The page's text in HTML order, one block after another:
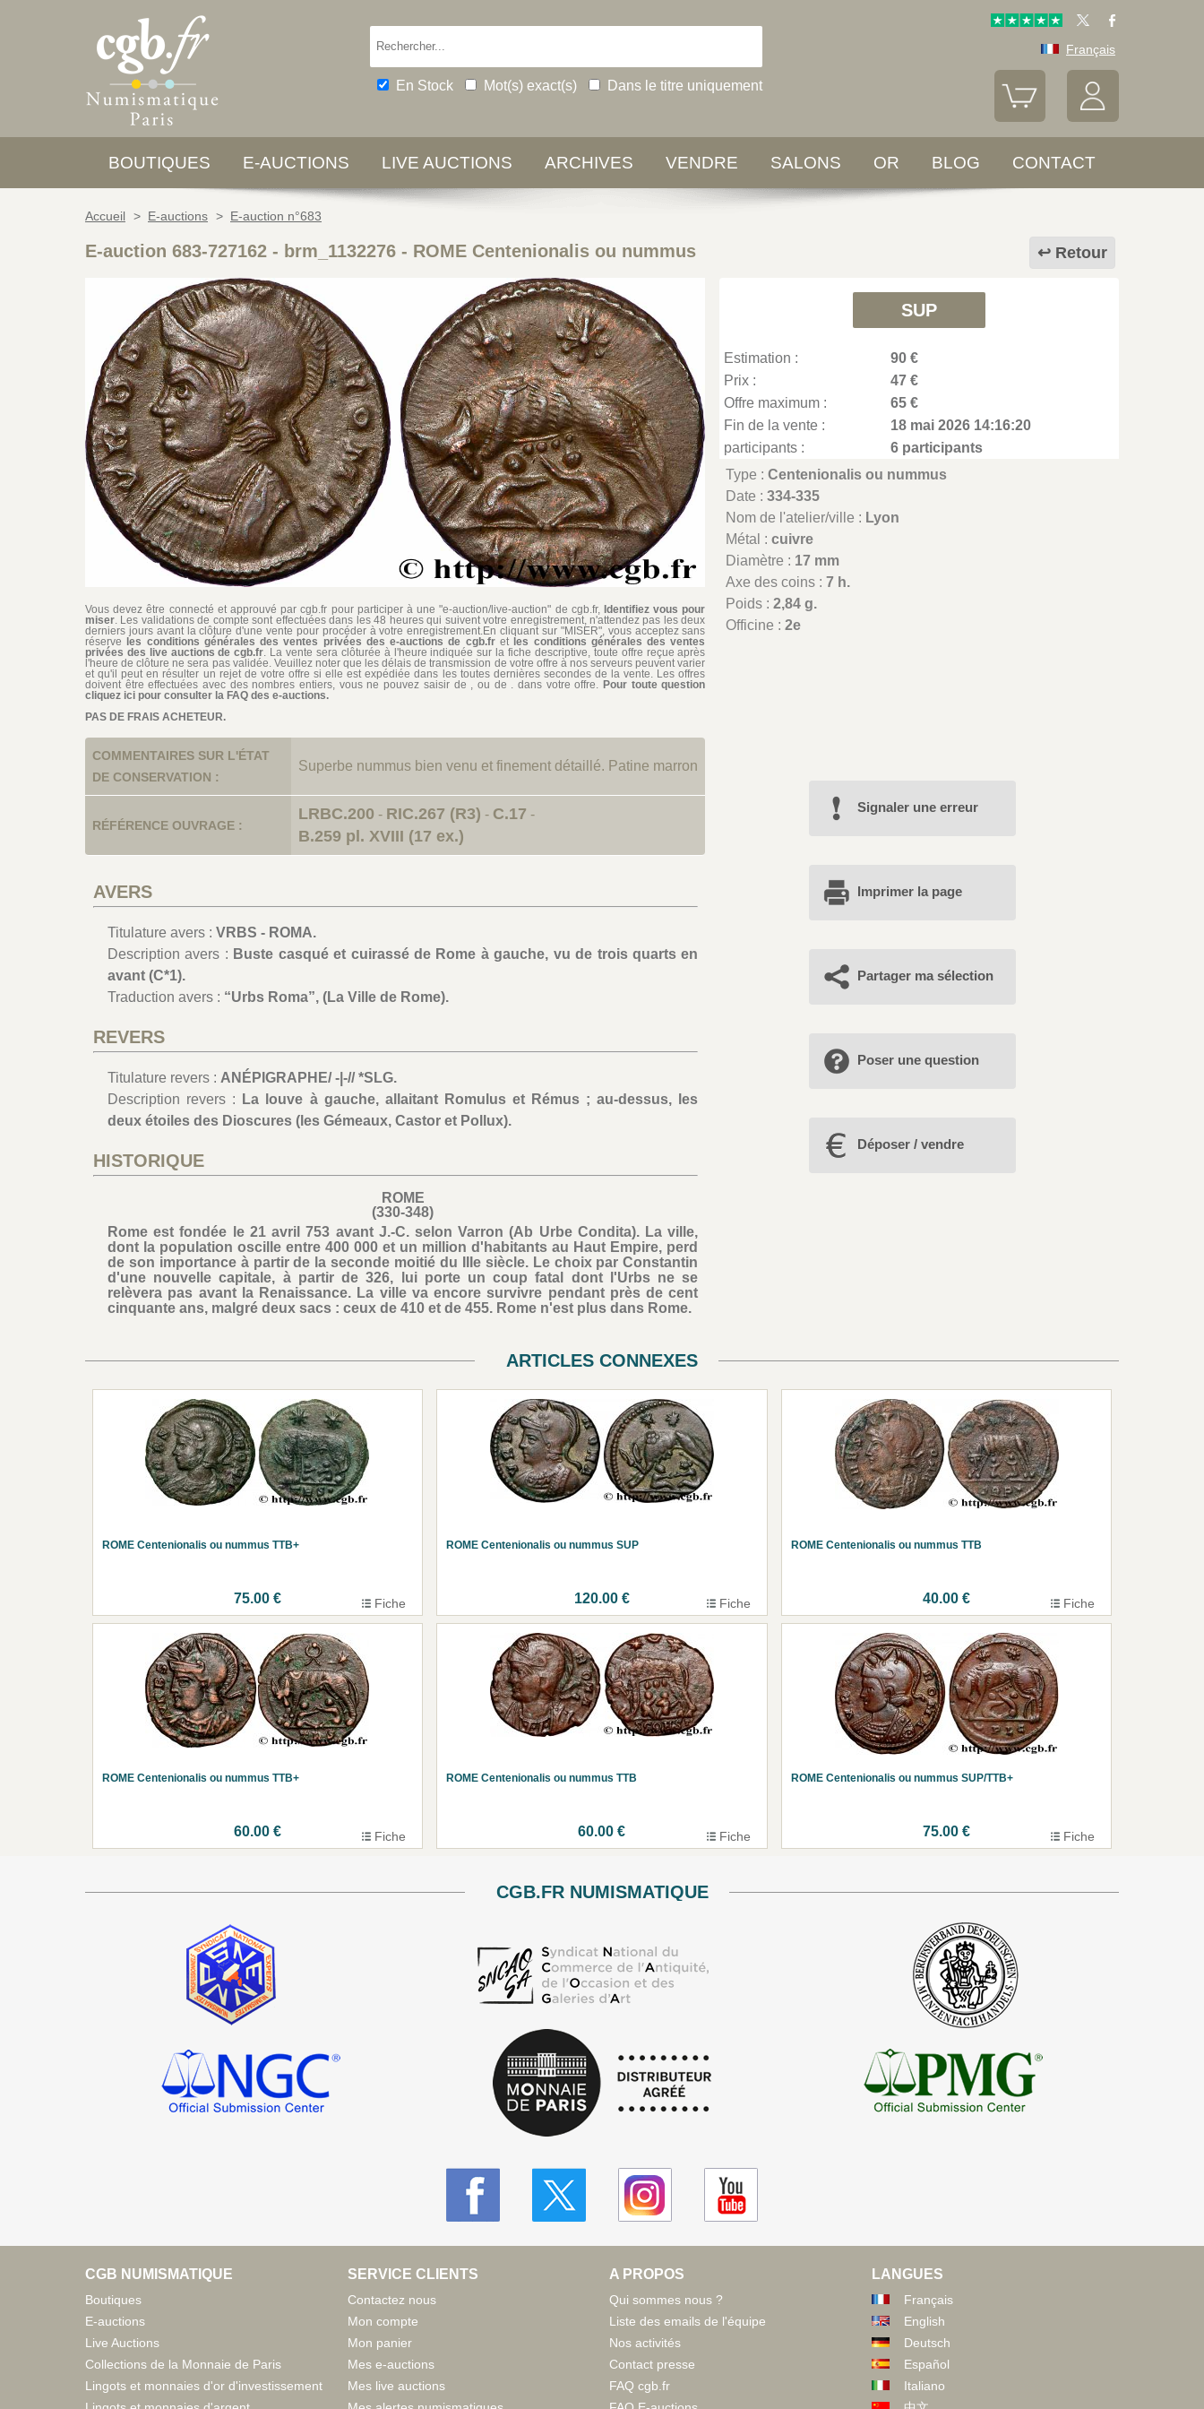
En Stock Mot(s) exact(s) Dans le titre uniquement
Français
BOUTIQUES E-AUCTIONS LIVE AUCTIONS ARCHIVES VENDRE SALONS OR BLOG CONTACT
Accueil > E-auctions > E-auction n°683
Retour
E-auction 683-727162 - brm_1132276 - ROME Centenionalis ou nummus
Vous devez être connecté et approuvé par cgb.fr pour participer à une "e-auction/live-auction" de cgb.fr, Identifiez vous pour
miser. Les validations de compte sont effectuées dans les 48 heures qui suivent votre enregistrement, n'attendez pas les deux
derniers jours avant la clôture d'une vente pour procéder à votre enregistrement.En cliquant sur "MISER", vous acceptez sans
réserve
les conditions générales des ventes privées des e-auctions de cgb.fret les conditions générales des ventes
privées des live auctions de cgb.fr. La vente sera clôturée à l'heure indiquée sur la fiche descriptive, toute offre reçue après
l'heure de clôture ne sera pas validée. Veuillez noter que les délais de transmission de votre offre à nos serveurs peuvent varier
et qu'il peut en résulter un rejet de votre offre si elle est expédiée dans les toutes dernières secondes de la vente. Les offres
doivent être effectuées avec des nombres entiers, vous ne pouvez saisir de , ou de . dans votre offre. Pour toute question
cliquez ici pour consulter la FAQ des e-auctions.
PAS DE FRAIS ACHETEUR.
SUP
Estimation :
90 €
Prix :
47 €
Offre maximum :
65 €
Fin de la vente :
18 mai 2026 14:16:20
participants :
6 participants
Type :Centenionalis ou nummus
Date :334-335
Nom de l'atelier/ville : Lyon
Métal :cuivre
Diamètre : 17 mm
Axe des coins :7 h.
Poids :2,84 g.
Officine :2e
COMMENTAIRES SUR L'ÉTAT
DE CONSERVATION :
Superbe nummus bien venu et finement détaillé. Patine marron
RÉFÉRENCE OUVRAGE :
LRBC.200 - RIC.267 (R3) - C.17 -
B.259 pl. XVIII (17 ex.)
AVERS
Titulature avers : VRBS - ROMA.
Description avers : Buste casqué et cuirassé de Rome à gauche, vu de trois quarts en
avant (C*1).
Traduction avers : “Urbs Roma”, (La Ville de Rome).
REVERS
Titulature revers : ANÉPIGRAPHE/ -|-// *SLG.
Description revers :
La louve à gauche, allaitant Romulus et Rémus ; au-dessus, les
deux étoiles des Dioscures (les Gémeaux, Castor et Pollux).
HISTORIQUE
ROME
(330-348)
Rome est fondée le 21 avril 753 avant J.-C. selon Varron (Ab Urbe Condita). La ville,
dont la population oscille entre 400 000 et un million d'habitants au Haut Empire, perd
de son importance à partir de la seconde moitié du IIIe siècle. Le choix par Constantin
d'une nouvelle capitale, à partir de 326, lui porte un coup fatal dont l'Urbs ne se
relèvera pas avant la Renaissance. La ville va encore survivre pendant près de cent
cinquante ans, malgré deux sacs : ceux de 410 et de 455. Rome n'est plus dans Rome.
Signaler une erreur
Imprimer la page
Partager ma sélection
Poser une question
Déposer / vendre
ARTICLES CONNEXES
ROME Centenionalis ou nummus TTB+
75.00 € Fiche
ROME Centenionalis ou nummus SUP
120.00 € Fiche
ROME Centenionalis ou nummus TTB
40.00 € Fiche
ROME Centenionalis ou nummus TTB+
60.00 € Fiche
ROME Centenionalis ou nummus TTB
60.00 € Fiche
ROME Centenionalis ou nummus SUP/TTB+
75.00 € Fiche
CGB.FR NUMISMATIQUE
CGB NUMISMATIQUE
Boutiques
E-auctions
Live Auctions
Collections de la Monnaie de Paris
Lingots et monnaies d'or d'investissement
SERVICE CLIENTS
Contactez nous
Mon compte
Mon panier
Mes e-auctions
Mes live auctions
A PROPOS
Qui sommes nous ?
Liste des emails de l'équipe
Nos activités
Contact presse
FAQ cgb.fr
LANGUES
Français
English
Deutsch
Español
Italiano